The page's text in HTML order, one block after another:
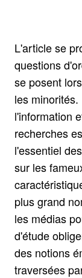
L'article se
questions
se posent
les
l'information
recherches
l'essentiel
sur les
plus grand
les médias
d'étude
des notions
traversées